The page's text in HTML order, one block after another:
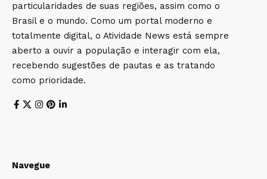
particularidades de suas regiões, assim como o
Brasil e o mundo. Como um portal moderno e
totalmente digital, o Atividade News está sempre
aberto a ouvir a população e interagir com ela,
recebendo sugestões de pautas e as tratando
como prioridade.
Navegue